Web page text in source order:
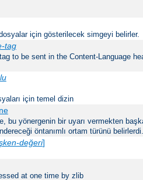
için gösterilecek simgeyi belirler.
tag
to be sent in the Content-Language
için temel dizin
bu yönergenin bir uyarı vermekten
öntanımlı ortam türünü belirlerdi.
değeri]
at one time by zlib